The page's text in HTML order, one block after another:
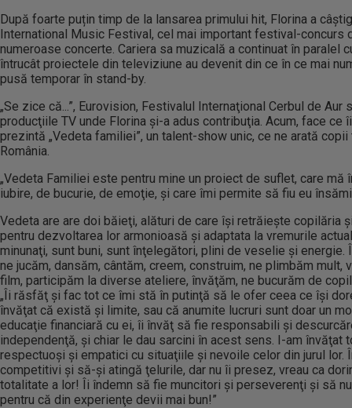
După foarte puțin timp de la lansarea primului hit, Florina a
International Music Festival, cel mai important festival-concurs
numeroase concerte. Cariera sa muzicală a continuat în paralel
întrucât proiectele din televiziune au devenit din ce în ce mai
pusă temporar în stand-by.
„Se zice că...”, Eurovision, Festivalul Internaţional Cerbul de Aur
producţiile TV unde Florina şi-a adus contribuţia. Acum, face ce
prezintă „Vedeta familiei”, un talent-show unic, ce ne arată
România.
„Vedeta Familiei este pentru mine un proiect de suflet, care mă
iubire, de bucurie, de emoţie, şi care îmi permite să fiu eu
Vedeta are are doi băieţi, alături de care îşi retrăieşte copilăria
pentru dezvoltarea lor armonioasă şi adaptata la vremurile
minunaţi, sunt buni, sunt înţelegători, plini de veselie şi energie.
ne jucăm, dansăm, cântăm, creem, construim, ne plimbăm mult,
film, participăm la diverse ateliere, învăţăm, ne bucurăm de
„Îi răsfăţ şi fac tot ce îmi stă în putinţă să le ofer ceea ce îşi
învăţat că există şi limite, sau că anumite lucruri sunt doar un
educaţie financiară cu ei, îi învăţ să fie responsabili şi
independenţă, şi chiar le dau sarcini în acest sens. I-am învăţat
respectuoşi şi empatici cu situaţiile şi nevoile celor din jurul lor.
competitivi şi să-şi atingă ţelurile, dar nu îi presez, vreau ca
totalitate a lor! Îi îndemn să fie muncitori şi perseverenţi şi să
pentru că din experienţe devii mai bun!”